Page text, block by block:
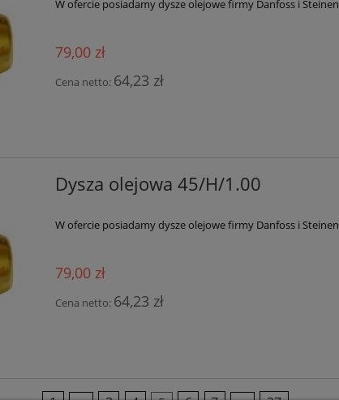
W ofercie posiadamy dysze olejowe firmy Danfoss i Steinen
79,00 zł
Cena netto: 64,23 zł
Dysza olejowa 45/H/1.00
W ofercie posiadamy dysze olejowe firmy Danfoss i Steinen
79,00 zł
Cena netto: 64,23 zł